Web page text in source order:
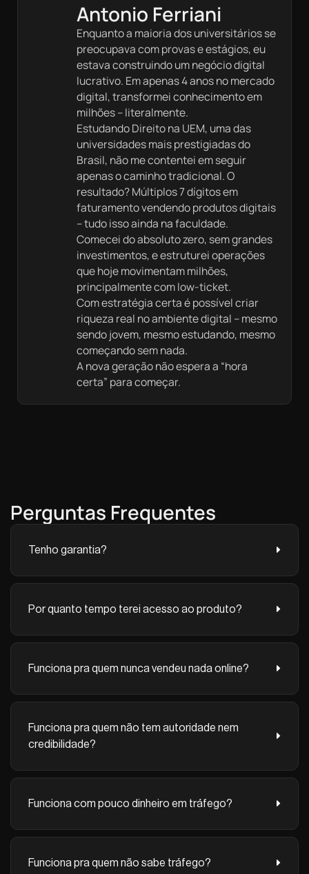
Antonio Ferriani
Enquanto a maioria dos universitários se
preocupava com provas e estágios, eu
estava construindo um negócio digital
lucrativo. Em apenas 4 anos no mercado
digital, transformei conhecimento em
milhões – literalmente.
Estudando Direito na UEM, uma das
universidades mais prestigiadas do
Brasil, não me contentei em seguir
apenas o caminho tradicional. O
resultado? Múltiplos 7 dígitos em
faturamento vendendo produtos digitais
– tudo isso ainda na faculdade.
Comecei do absoluto zero, sem grandes
investimentos, e estruturei operações
que hoje movimentam milhões,
principalmente com low-ticket.
Com estratégia certa é possível criar
riqueza real no ambiente digital – mesmo
sendo jovem, mesmo estudando, mesmo
começando sem nada.
A nova geração não espera a “hora
certa” para começar.
Perguntas Frequentes
Tenho garantia?
Por quanto tempo terei acesso ao produto?
Funciona pra quem nunca vendeu nada online?
Funciona pra quem não tem autoridade nem
credibilidade?
Funciona com pouco dinheiro em tráfego?
Funciona pra quem não sabe tráfego?